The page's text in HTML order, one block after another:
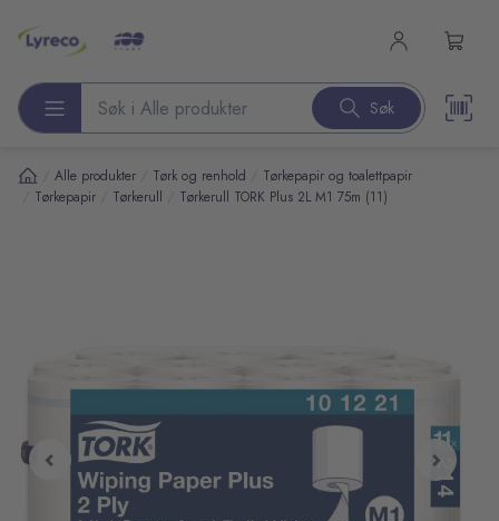
Søk etter produkter Søk
Alle produkter Tørk og renhold Tørkepapir og toalettpapir
Tørkepapir Tørkerull Tørkerull TORK Plus 2L M1 75m (11)